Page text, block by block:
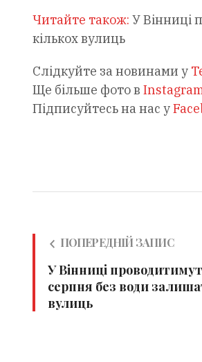
Читайте також: У Вінниці
кількох вулиць
Слідкуйте за новинами у
Ще більше фото в
Підписуйтесь на нас у
ПОПЕРЕДНІЙ ЗАПИС
У Вінниці
серпня без води
вулиць